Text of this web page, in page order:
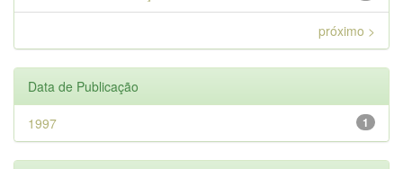
próximo >
Data de Publicação
1
1997